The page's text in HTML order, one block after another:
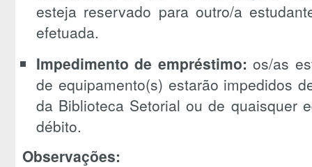
esteja reservado para outro/a
efetuada.
Impedimento de empréstimo: os/as
de equipamento(s) estarão impedidos
da Biblioteca Setorial ou de quaisquer
débito.
Observações: